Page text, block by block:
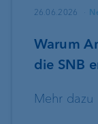
26.06.2026
Warum
die SNB
Mehr dazu